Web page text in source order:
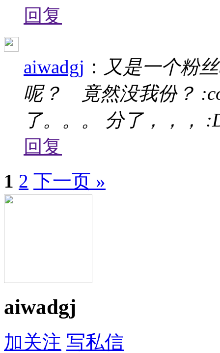
回复
aiwadgj ： 又是一个粉
呢？ 竟然没我份？
了。。。 分了，，，
回复
1 2 下一页 »
aiwadgj
加关注 写私信